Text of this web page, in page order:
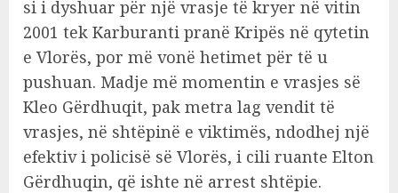
si i dyshuar për një vrasje të kryer në vitin
2001 tek Karburanti pranë Kripës në qytetin
e Vlorës, por më vonë hetimet për të u
pushuan. Madje më momentin e vrasjes së
Kleo Gërdhuqit, pak metra lag vendit të
vrasjes, në shtëpinë e viktimës, ndodhej një
efektiv i policisë së Vlorës, i cili ruante Elton
Gërdhuqin, që ishte në arrest shtëpie.